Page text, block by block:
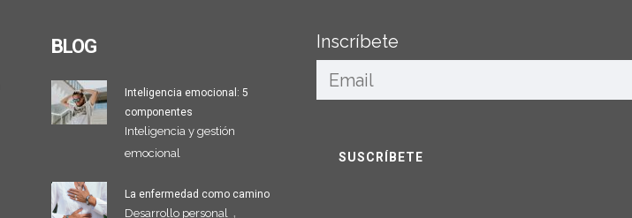
BLOG
Inteligencia emocional: 5
componentes
Inteligencia y gestión
emocional
La enfermedad como camino
Desarrollo personal ,
Inscríbete